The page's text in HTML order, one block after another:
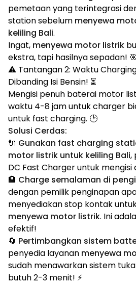
pemetaan yang terintegrasi
station sebelum menyewa
keliling Bali.
Ingat, menyewa motor listrik
ekstra, tapi hasilnya sepadan! 🎯
⚠️ Tantangan 2: Waktu
Dibanding Isi Bensin! ⏳
Mengisi penuh baterai motor
waktu 4-8 jam untuk charger
untuk fast charging. 🕑
Solusi Cerdas:
🔌 Gunakan fast charging
motor listrik untuk keliling Bali,
DC Fast Charger untuk
🏨 Charge semalaman di
dengan pemilik penginapan
menyediakan stop kontak
menyewa motor listrik. Ini
efektif!
🔄 Pertimbangkan sistem
penyedia layanan menyewa
sudah menawarkan sistem
butuh 2-3 menit! ⚡